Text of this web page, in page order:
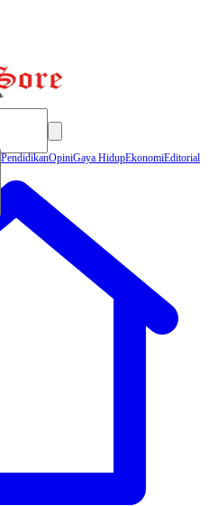
PendidikanOpiniGaya HidupEkonomiEditorial